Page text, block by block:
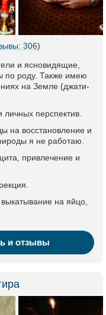
306)
и ясновидящие,
по роду. Также имею
на Земле (джати-
перспектив.
на восстановление и
я не работаю.
привлечение и
на яйцо,
и отзывы